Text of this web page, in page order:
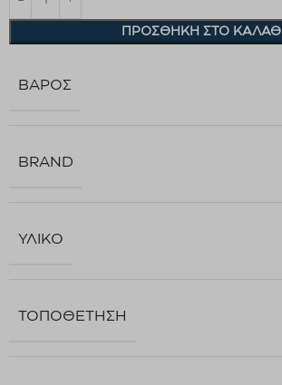
ΠΡΟΣΘΉΚΗ ΣΤΟ ΚΑΛΆΘΙ
ΒΆΡΟΣ
BRAND
ΥΛΙΚΌ
ΤΟΠΟΘΈΤΗΣΗ